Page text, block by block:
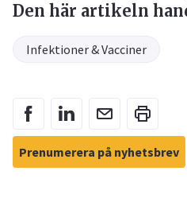
Den här artikeln
Infektioner & Vacciner
Prenumerera på nyhetsbrev